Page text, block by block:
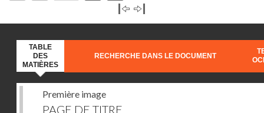
TABLE
DES
MATIÈRES
RECHERCHE DANS LE DOCUMENT
Première image
PAGE DE TITRE